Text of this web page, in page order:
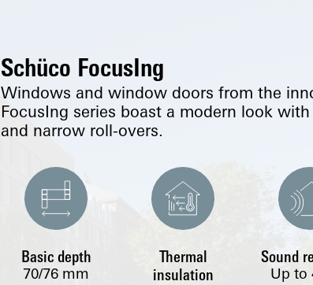
Schüco FocusIng
Windows and window doors from the
FocusIng series boast a modern look
and narrow roll-overs.
Basic depth
70/76 mm
Thermal
insulation
Sound
Up to